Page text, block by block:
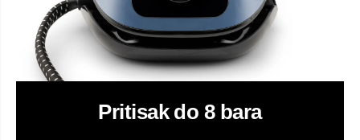
Pritisak do 8 bara